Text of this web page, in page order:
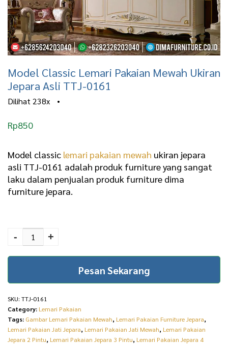
Model Classic Lemari Pakaian Mewah Ukiran
Jepara Asli TTJ-0161
Dilihat 238x •
Rp850
Model classic lemari pakaian mewah ukiran jepara
asli TTJ-0161 adalah produk furniture yang sangat
laku dalam penjualan produk furniture dima
furniture jepara.
Pakaian Mewah Ukiran
Jepara Asli TTJ-0161
quantity
- +
Pesan Sekarang
SKU: TTJ-0161
Category: Lemari Pakaian
Tags: Gambar Lemari Pakaian Mewah, Lemari Pakaian Furniture Jepara,
Lemari Pakaian Jati Jepara, Lemari Pakaian Jati Mewah, Lemari Pakaian
Jepara 2 Pintu, Lemari Pakaian Jepara 3 Pintu, Lemari Pakaian Jepara 4